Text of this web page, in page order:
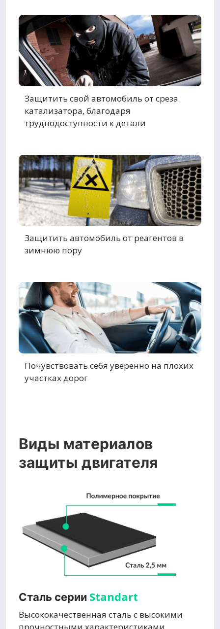
Защитить свой автомобиль от среза
катализатора, благодаря
труднодоступности к детали
Защитить автомобиль от реагентов в
зимнюю пору
Почувствовать себя уверенно на плохих
участках дорог
Виды материалов
защиты двигателя
Сталь серии Standart
Высококачественная сталь с высокими